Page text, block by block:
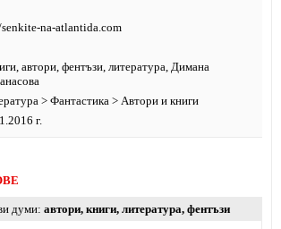
senkite-na-atlantida.com
, автори, фентъзи, литература, Димана
> Фантастика > Автори и книги
г.
думи автори, книги, литература, фентъзи